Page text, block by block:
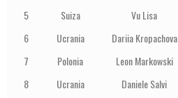
5
Suiza Vu Lisa
6
Ucrania Dariia Kropachova
7
Polonia Leon Markowski
8
Ucrania Daniele Salvi